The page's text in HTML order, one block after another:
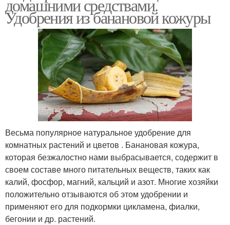
домашними средствами.
Удобрения из банановой кожуры
Весьма популярное натуральное удобрение для
комнатных растений и цветов . Банановая кожура,
которая безжалостно нами выбрасывается, содержит в
своем составе много питательных веществ, таких как
калий, фосфор, магний, кальций и азот. Многие хозяйки
положительно отзываются об этом удобрении и
применяют его для подкормки цикламена, фиалки,
бегонии и др. растений.